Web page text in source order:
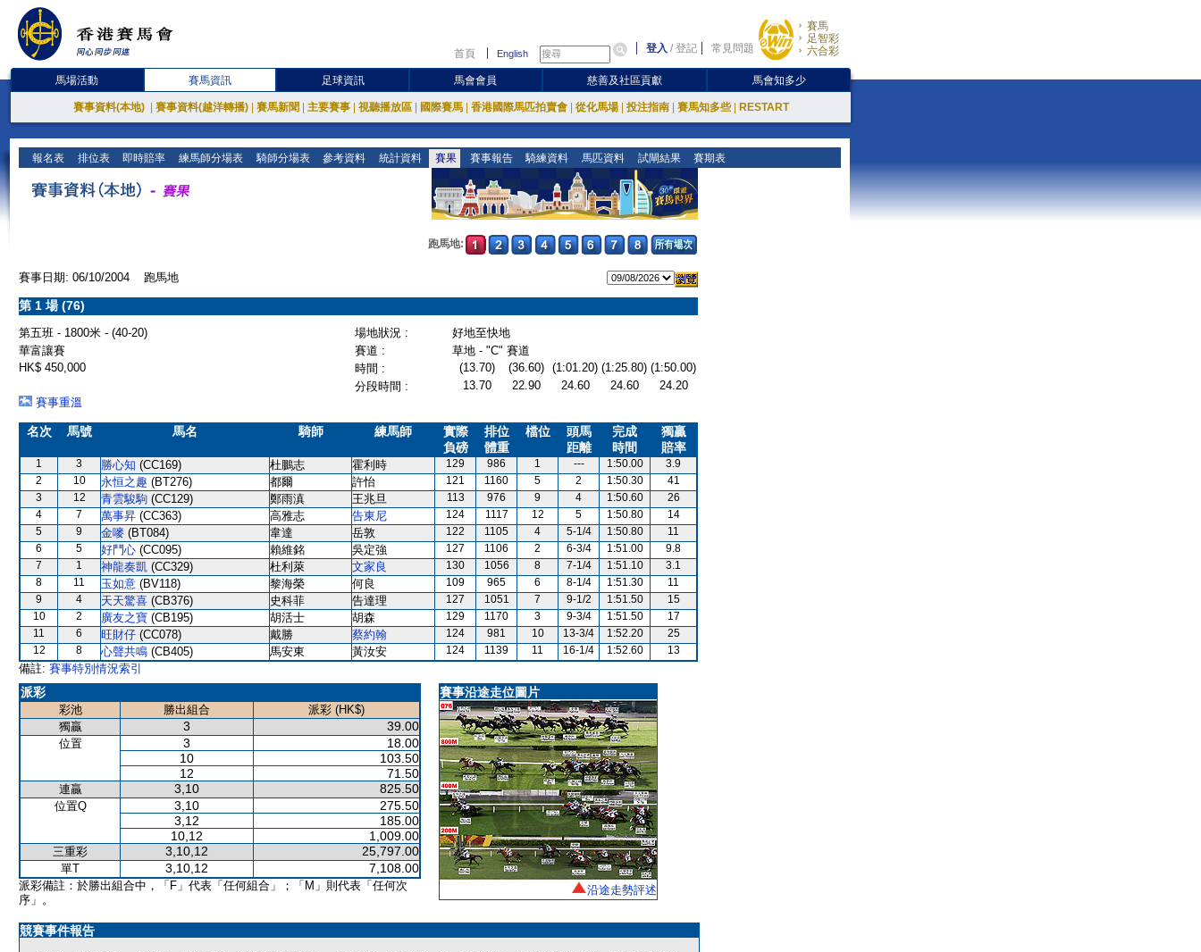
首頁 English 登入 /登記 常見問題
賽馬
足智彩
六合彩
馬場活動 賽馬資訊 足球資訊 馬會會員 慈善及社區貢獻 馬會知多少
賽事資料(本地) 賽事資料(越洋轉播) 賽馬新聞 主要賽事 視聽播放區 國際賽馬 香港國際馬匹拍賣會 從化馬場 投注指南 賽馬知多些 RESTART
報名表 排位表 即時賠率 練馬師分場表 騎師分場表 參考資料 統計資料 賽果 賽事報告 騎練資料 馬匹資料 試閘結果 賽期表
跑馬地:
賽事日期: 06/10/2004 跑馬地
第 1 場 (76)
第五班 - 1800米 - (40-20) 場地狀況 :
好地至快地
華富讓賽
賽道 :
草地 - "C" 賽道
HK$ 450,000
時間 : (13.70) (36.60) (1:01.20) (1:25.80) (1:50.00)
分段時間 :
13.70 22.90 24.60 24.60
24.20
賽事重溫
名次 馬號 馬名 騎師 練馬師
實際
負磅
排位
體重
檔位
頭馬
距離
完成
時間
獨贏
賠率
1 3 勝心知 (CC169) 杜鵬志 霍利時 129 986 1 --- 1:50.00
3.9
2
10 永恒之趣 (BT276) 都爾 許怡 121 1160 5 2 1:50.30
41
3
12 青雲駿駒 (CC129) 鄭雨滇 王兆旦 113 976 9 4 1:50.60
26
4
7 萬事昇 (CC363) 高雅志 告東尼 124 1117 12 5 1:50.80
14
5
9 金嘜 (BT084) 韋達 岳敦 122 1105 4 5-1/4 1:50.80
11
6
5 好鬥心 (CC095) 賴維銘 吳定強 127 1106 2 6-3/4 1:51.00
9.8
7
1 神龍奏凱 (CC329) 杜利萊 文家良 130 1056 8 7-1/4 1:51.10
3.1
8
11 玉如意 (BV118) 黎海榮 何良 109 965 6 8-1/4 1:51.30
11
9
4 天天驚喜 (CB376) 史科菲 告達理 127 1051 7 9-1/2 1:51.50
15
10
2 廣友之寶 (CB195) 胡活士 胡森 129 1170 3 9-3/4 1:51.50
17
11
6 旺財仔 (CC078) 戴勝 蔡約翰 124 981 10 13-3/4 1:52.20
25
12
8 心聲共鳴 (CB405) 馬安東 黃汝安 124 1139 11 16-1/4 1:52.60 13
備註: 賽事特別情況索引
派彩
彩池 勝出組合
派彩 (HK$)
獨贏
3 39.00
位置 3
18.00
10
103.50
12
71.50
連贏 3,10 825.50
位置Q 3,10
275.50
3,12
185.00
10,12
1,009.00
三重彩 3,10,12 25,797.00
單T 3,10,12 7,108.00
派彩備註：於勝出組合中，「F」代表「任何組合」；「M」則代表「任何次
序」。
賽事沿途走位圖片
沿途走勢評述
競賽事件報告